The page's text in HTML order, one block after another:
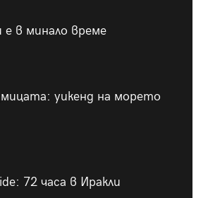
в минало време
уикенд на морето
72 часа в Иракли